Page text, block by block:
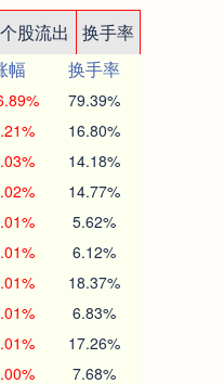
个股流出
换手率
幅
换手率
79.39%
16.80%
14.18%
14.77%
5.62%
6.12%
18.37%
6.83%
17.26%
7.68%